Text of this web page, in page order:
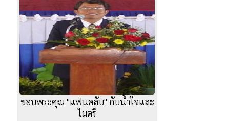
ขอบพระคุณ "แฟนคลับ" กับน้ำใจและ
ไมตรี